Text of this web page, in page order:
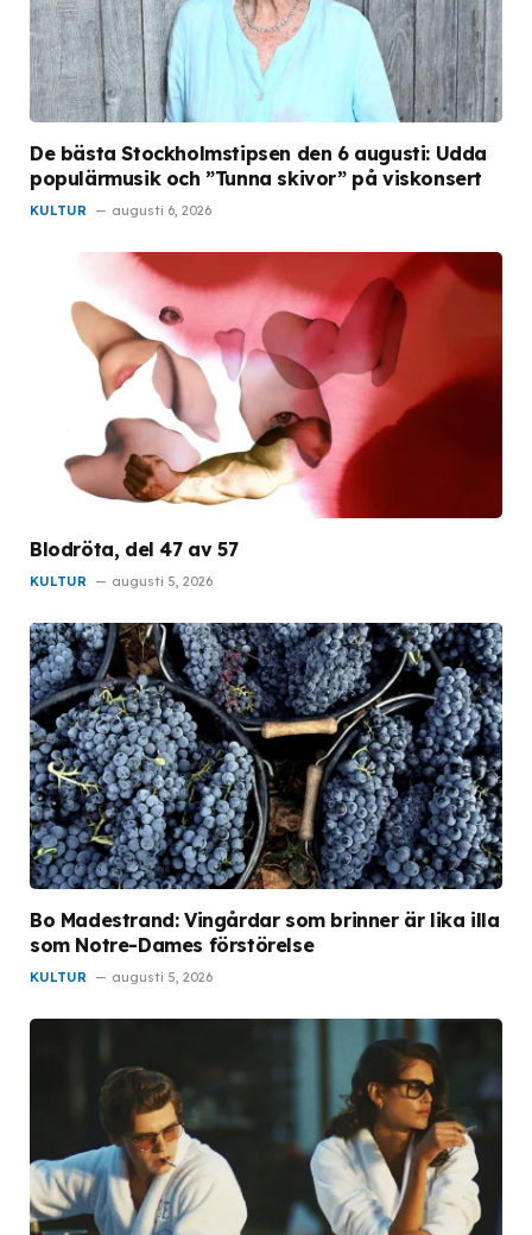
De bästa Stockholmstipsen den 6 augusti: Udda
populärmusik och ”Tunna skivor” på viskonsert
KULTUR augusti 6, 2026
Blodröta, del 47 av 57
KULTUR augusti 5, 2026
Bo Madestrand: Vingårdar som brinner är lika illa
som Notre-Dames förstörelse
KULTUR augusti 5, 2026